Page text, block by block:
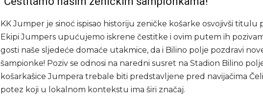
KK Jumper je sinoć ispisao historiju zeničke košarke osvojivši titulu
Ekipi Jumpers upućujemo iskrene čestitke i ovim putem ih
gosti naše sljedeće domaće utakmice, da i Bilino polje pozdravi
šampionke! Poziv se odnosi na naredni susret na Stadion Bilino
košarkašice Jumpera trebale biti predstavljene pred navijačima
potez koji u lokalnom kontekstu ima širi značaj.